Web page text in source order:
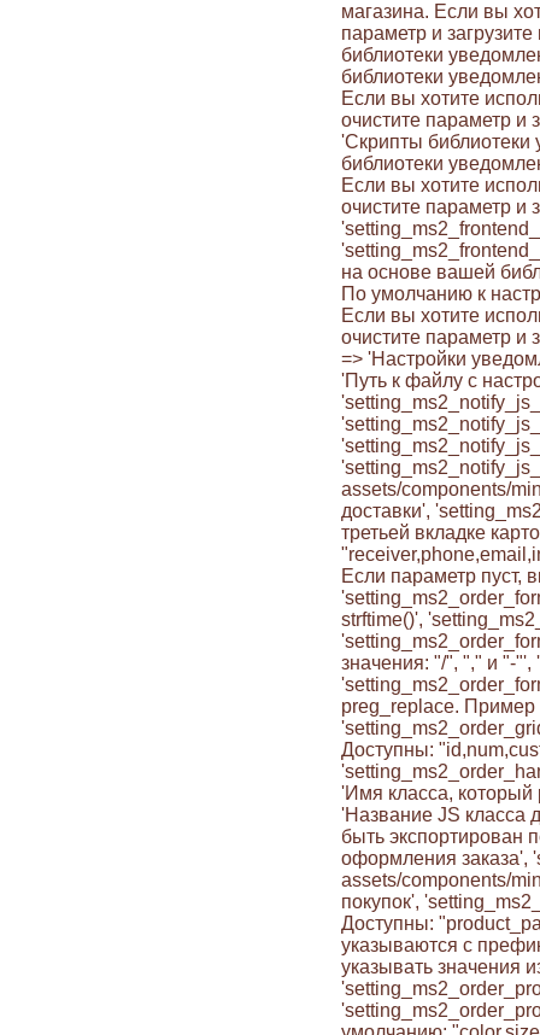
магазина. Если вы
параметр и
библиотеки
библиотеки
Если вы хотите
очистите параметр и
'Скрипты
библиотеки
Если вы хотите
очистите параметр и
на основе вашей
По умолчанию к
Если вы хотите
очистите параметр и
=> 'Настройки
'Путь к файлу с
assets/components/
доставки',
третьей вкладке
Если параметр пуст,
strftime()',
значения: "/", "," и "-
preg_replace. Пример
Доступны:
'Имя класса, который
'Название JS класса
быть экспортирован
оформления заказа',
assets/components/
покупок',
Доступны:
указываются с
указывать значения